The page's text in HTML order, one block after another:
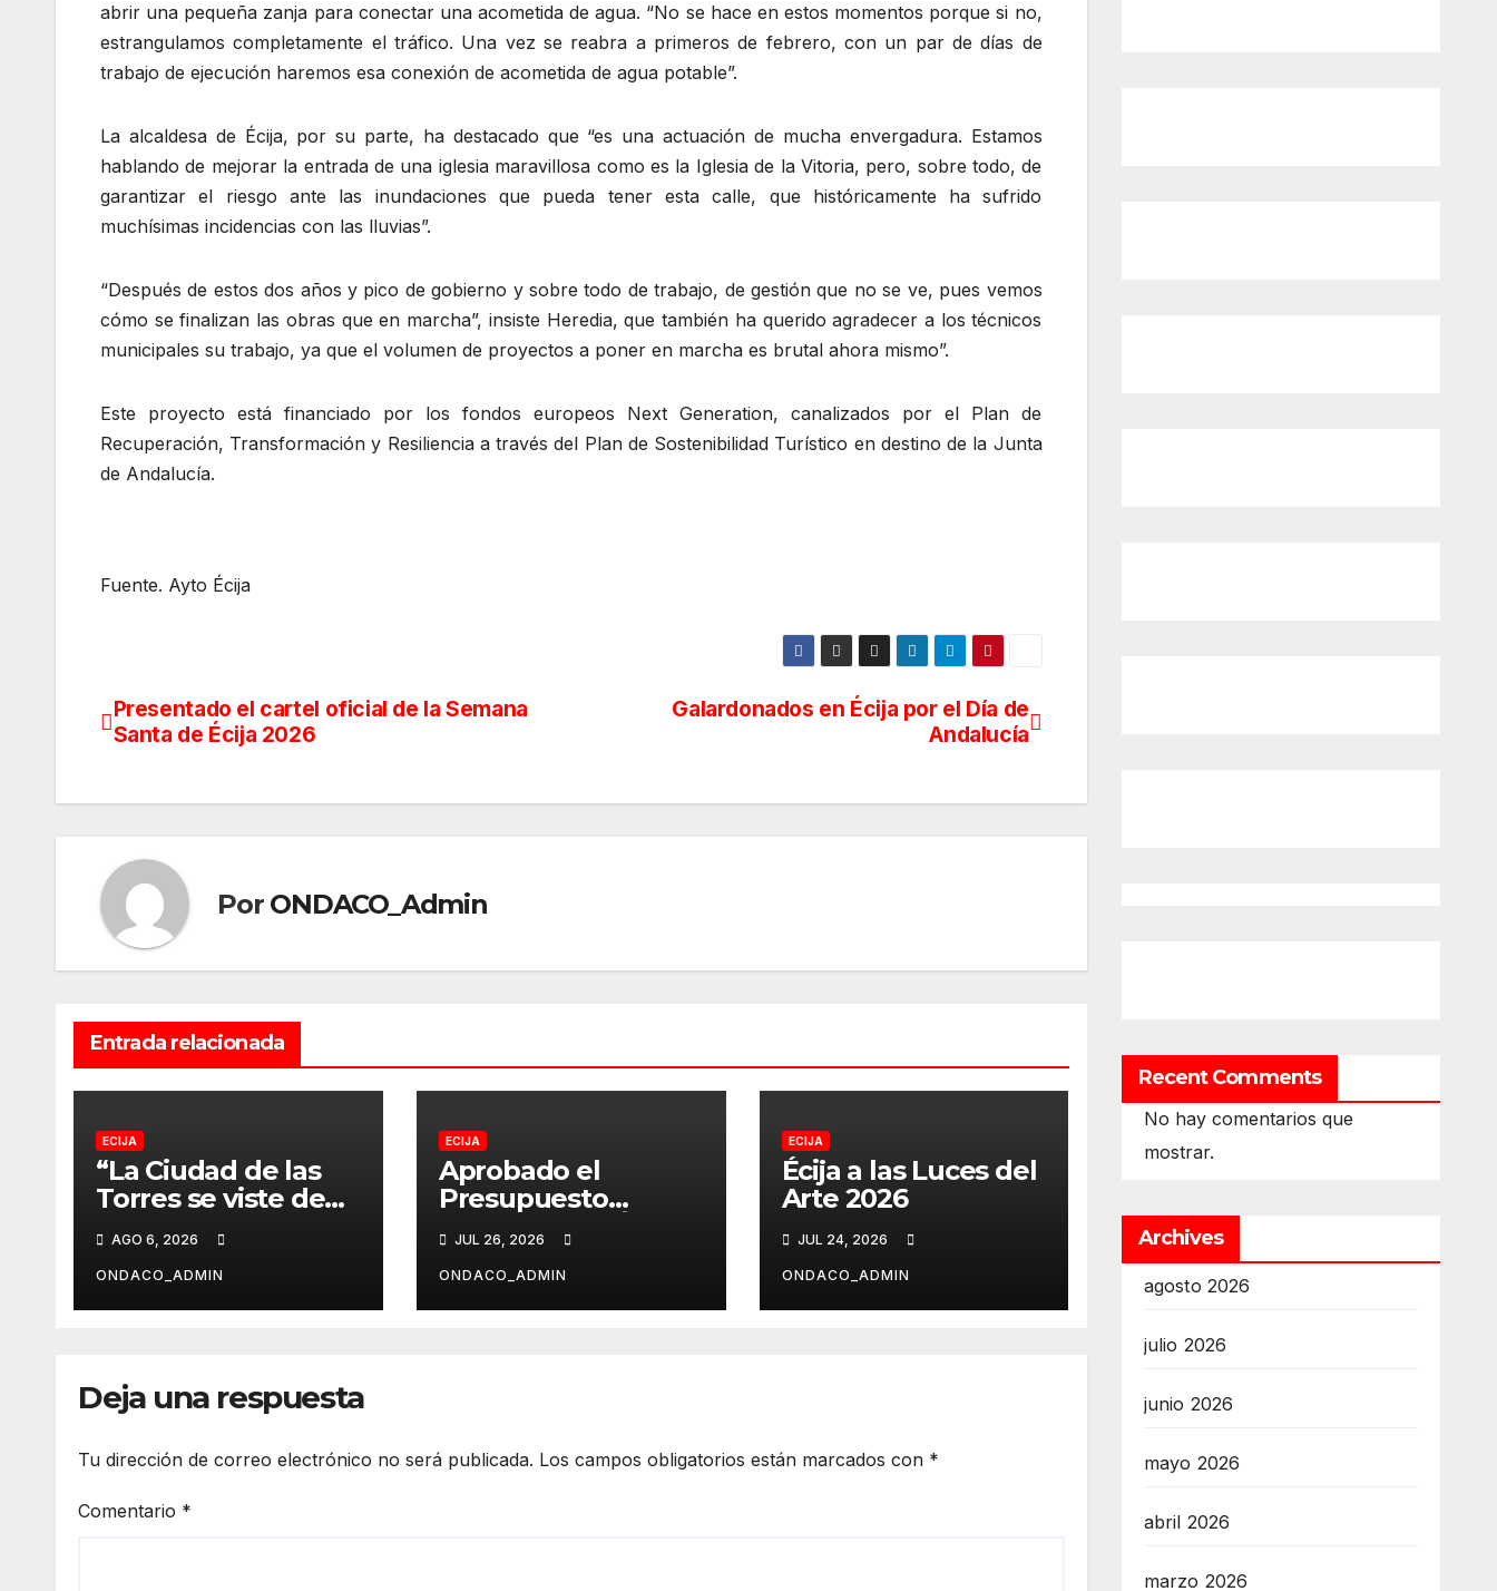
abrir una pequeña zanja para conectar una acometida de agua. “No se hace en estos momentos porque si no,
estrangulamos completamente el tráfico. Una vez se reabra a primeros de febrero, con un par de días de
trabajo de ejecución haremos esa conexión de acometida de agua potable”.
La alcaldesa de Écija, por su parte, ha destacado que “es una actuación de mucha envergadura. Estamos
hablando de mejorar la entrada de una iglesia maravillosa como es la Iglesia de la Vitoria, pero, sobre todo, de
garantizar el riesgo ante las inundaciones que pueda tener esta calle, que históricamente ha sufrido
muchísimas incidencias con las lluvias”.
“Después de estos dos años y pico de gobierno y sobre todo de trabajo, de gestión que no se ve, pues vemos
cómo se finalizan las obras que en marcha”, insiste Heredia, que también ha querido agradecer a los técnicos
municipales su trabajo, ya que el volumen de proyectos a poner en marcha es brutal ahora mismo”.
Este proyecto está financiado por los fondos europeos Next Generation, canalizados por el Plan de
Recuperación, Transformación y Resiliencia a través del Plan de Sostenibilidad Turístico en destino de la Junta
de Andalucía.
Fuente. Ayto Écija
Navegación
entradas
Galardonados en Écija por el Día de
Andalucía
Presentado el cartel oficial de la Semana
Santa de Écija 2026
Por ONDACO_Admin
Entrada relacionada
ECIJA
“La Ciudad de las
Torres se viste de
Feria”, de Luna
Pérez Flores, cartel
anunciador de la
Real Feria de Écija
AGO 6, 2026
ONDACO_ADMIN
ECIJA
Aprobado el
Presupuesto
Municipal de Écija
2026
JUL 26, 2026
ONDACO_ADMIN
ECIJA
Écija a las Luces del
Arte 2026
JUL 24, 2026
ONDACO_ADMIN
Deja una respuesta
Tu dirección de correo electrónico no será publicada. Los campos obligatorios están marcados con *
Comentario *
Recent Comments
No hay comentarios que
mostrar.
Archives
agosto 2026
julio 2026
junio 2026
mayo 2026
abril 2026
marzo 2026